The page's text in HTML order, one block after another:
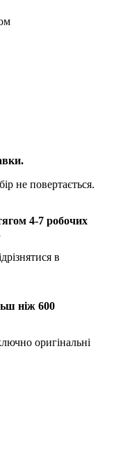
не повертається.
4-7 робочих
в
ніж 600
оригінальні